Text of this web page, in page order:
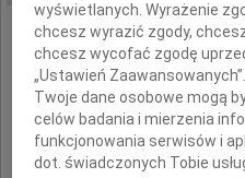
wyświetlanych. Wyrażenie
chcesz wyrazić zgody,
chcesz wycofać zgodę
„Ustawień Zaawansowanych”.
Twoje dane osobowe mogą
celów badania i mierzenia
funkcjonowania serwisów i
dot. świadczonych Tobie